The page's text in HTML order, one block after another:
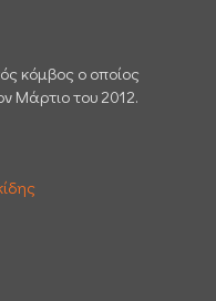
κόμβος ο οποίος
Μάρτιο του 2012.